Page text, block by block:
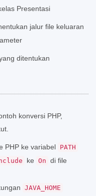
Presentasi
jalur file keluaran
ditentukan
konversi PHP,
PHP ke variabel PATH
ke On di file
JAVA_HOME